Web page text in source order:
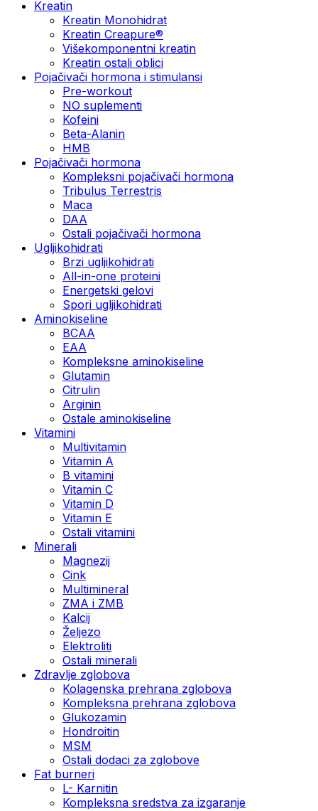
Kreatin
Kreatin Monohidrat
Kreatin Creapure®
Višekomponentni kreatin
Kreatin ostali oblici
Pojačivači hormona i stimulansi
Pre-workout
NO suplementi
Kofeini
Beta-Alanin
HMB
Pojačivači hormona
Kompleksni pojačivači hormona
Tribulus Terrestris
Maca
DAA
Ostali pojačivači hormona
Ugljikohidrati
Brzi ugljikohidrati
All-in-one proteini
Energetski gelovi
Spori ugljikohidrati
Aminokiseline
BCAA
EAA
Kompleksne aminokiseline
Glutamin
Citrulin
Arginin
Ostale aminokiseline
Vitamini
Multivitamin
Vitamin A
B vitamini
Vitamin C
Vitamin D
Vitamin E
Ostali vitamini
Minerali
Magnezij
Cink
Multimineral
ZMA i ZMB
Kalcij
Željezo
Elektroliti
Ostali minerali
Zdravlje zglobova
Kolagenska prehrana zglobova
Kompleksna prehrana zglobova
Glukozamin
Hondroitin
MSM
Ostali dodaci za zglobove
Fat burneri
L- Karnitin
Kompleksna sredstva za izgaranje